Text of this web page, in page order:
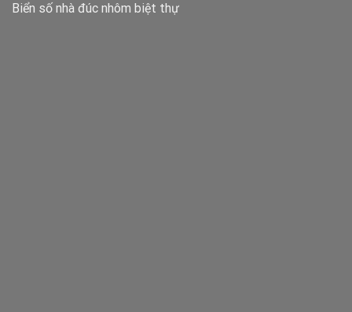
Biển số nhà đúc nhôm biệt thự